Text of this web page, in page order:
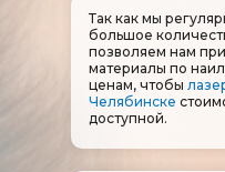
Так как мы
большое
позволяем нам
материалы по
ценам, чтобы
Челябинске
доступной.